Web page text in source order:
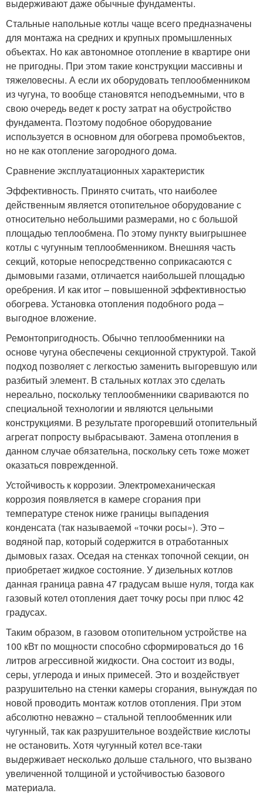
выдерживают даже обычные фундаменты.
Стальные напольные котлы чаще всего предназначены
для монтажа на средних и крупных промышленных
объектах. Но как автономное отопление в квартире они
не пригодны. При этом такие конструкции массивны и
тяжеловесны. А если их оборудовать теплообменником
из чугуна, то вообще становятся неподъемными, что в
свою очередь ведет к росту затрат на обустройство
фундамента. Поэтому подобное оборудование
используется в основном для обогрева промобъектов,
но не как отопление загородного дома.
Сравнение эксплуатационных характеристик
Эффективность. Принято считать, что наиболее
действенным является отопительное оборудование с
относительно небольшими размерами, но с большой
площадью теплообмена. По этому пункту выигрышнее
котлы с чугунным теплообменником. Внешняя часть
секций, которые непосредственно соприкасаются с
дымовыми газами, отличается наибольшей площадью
оребрения. И как итог – повышенной эффективностью
обогрева. Установка отопления подобного рода –
выгодное вложение.
Ремонтопригодность. Обычно теплообменники на
основе чугуна обеспечены секционной структурой. Такой
подход позволяет с легкостью заменить выгоревшую или
разбитый элемент. В стальных котлах это сделать
нереально, поскольку теплообменники свариваются по
специальной технологии и являются цельными
конструкциями. В результате прогоревший отопительный
агрегат попросту выбрасывают. Замена отопления в
данном случае обязательна, поскольку сеть тоже может
оказаться поврежденной.
Устойчивость к коррозии. Электромеханическая
коррозия появляется в камере сгорания при
температуре стенок ниже границы выпадения
конденсата (так называемой «точки росы»). Это –
водяной пар, который содержится в отработанных
дымовых газах. Оседая на стенках топочной секции, он
приобретает жидкое состояние. У дизельных котлов
данная граница равна 47 градусам выше нуля, тогда как
газовый котел отопления дает точку росы при плюс 42
градусах.
Таким образом, в газовом отопительном устройстве на
100 кВт по мощности способно сформироваться до 16
литров агрессивной жидкости. Она состоит из воды,
серы, углерода и иных примесей. Это и воздействует
разрушительно на стенки камеры сгорания, вынуждая по
новой проводить монтаж котлов отопления. При этом
абсолютно неважно – стальной теплообменник или
чугунный, так как разрушительное воздействие кислоты
не остановить. Хотя чугунный котел все-таки
выдерживает несколько дольше стального, что вызвано
увеличенной толщиной и устойчивостью базового
материала.